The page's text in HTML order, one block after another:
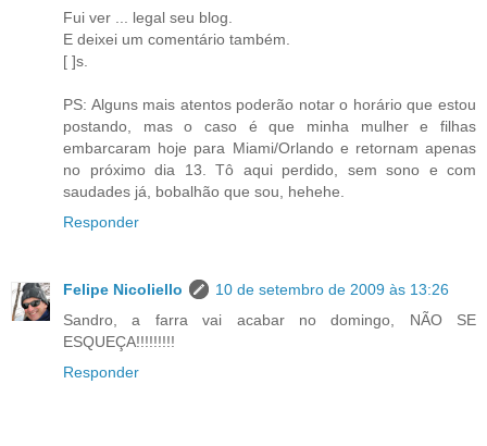
Fui ver ... legal seu blog.
E deixei um comentário também.
[ ]s.
PS: Alguns mais atentos poderão notar o horário que estou
postando, mas o caso é que minha mulher e filhas
embarcaram hoje para Miami/Orlando e retornam apenas
no próximo dia 13. Tô aqui perdido, sem sono e com
saudades já, bobalhão que sou, hehehe.
Responder
Felipe Nicoliello
10 de setembro de 2009 às 13:26
Sandro, a farra vai acabar no domingo, NÃO SE
ESQUEÇA!!!!!!!!!
Responder